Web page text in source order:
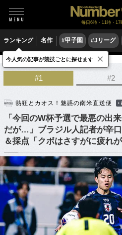
毎日6時・11時・17
ランキング 名作 #甲子園 #Jリーグ
サッカー サッカー日本代表
#1 #2
熱狂とカオス！魅惑の南米直送便
「今回のW杯予選で最悪の出
だが…」ブラジル人記者が辛
＆採点「クボはさすがに疲れが
今人気の記事が競技ごとに探せます ×